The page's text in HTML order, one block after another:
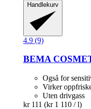
Handlekurv
4.9 (9)
BEMA
Også for
Virker
Uten drivgass
kr 111 (kr 1 110 / l)